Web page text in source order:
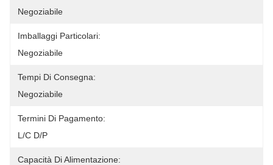
Negoziabile
Imballaggi Particolari:
Negoziabile
Tempi Di Consegna:
Negoziabile
Termini Di Pagamento:
L/C D/P
Capacità Di Alimentazione: